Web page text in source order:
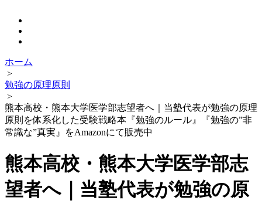
ホーム
>
勉強の原理原則
>
熊本高校・熊本大学医学部志望者へ｜当塾代表が勉強の原理
原則を体系化した受験戦略本『勉強のルール』『勉強の”非
常識な”真実』をAmazonにて販売中
熊本高校・熊本大学医学部志
望者へ｜当塾代表が勉強の原